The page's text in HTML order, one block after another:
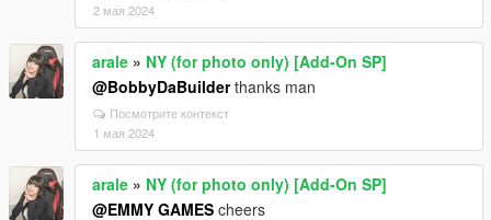
2 мая 2024
arale » NY (for photo only) [Add-On SP]
@BobbyDaBuilderthanks man
Посмотрите контекст
1 мая 2024
arale » NY (for photo only) [Add-On SP]
@EMMY GAMES cheers